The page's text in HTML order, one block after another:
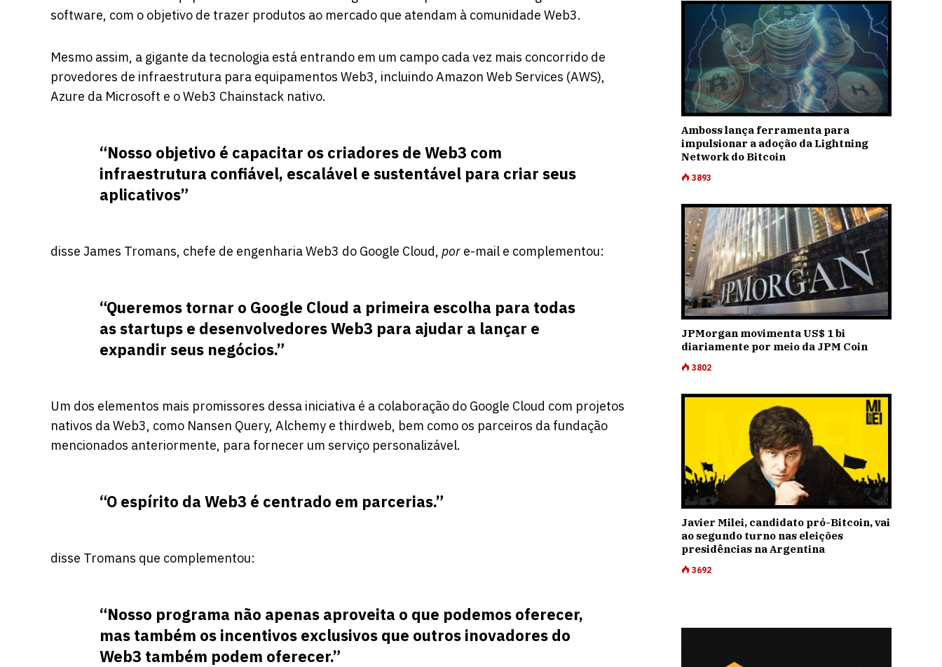
software, com o objetivo de trazer produtos ao mercado que atendam à comunidade Web3.
Mesmo assim, a gigante da tecnologia está entrando em um campo cada vez mais concorrido de
provedores de infraestrutura para equipamentos Web3, incluindo Amazon Web Services (AWS),
Azure da Microsoft e o Web3 Chainstack nativo.
“Nosso objetivo é capacitar os criadores de Web3 com
infraestrutura confiável, escalável e sustentável para criar seus
aplicativos”
disse James Tromans, chefe de engenharia Web3 do Google Cloud, por e-mail e complementou:
“Queremos tornar o Google Cloud a primeira escolha para todas
as startups e desenvolvedores Web3 para ajudar a lançar e
expandir seus negócios.”
Um dos elementos mais promissores dessa iniciativa é a colaboração do Google Cloud com projetos
nativos da Web3, como Nansen Query, Alchemy e thirdweb, bem como os parceiros da fundação
mencionados anteriormente, para fornecer um serviço personalizável.
“O espírito da Web3 é centrado em parcerias.”
disse Tromans que complementou:
“Nosso programa não apenas aproveita o que podemos oferecer,
mas também os incentivos exclusivos que outros inovadores do
Web3 também podem oferecer.”
Amboss lança ferramenta para
impulsionar a adoção da Lightning
Network do Bitcoin
3893
JPMorgan movimenta US$ 1 bi
diariamente por meio da JPM Coin
3802
Javier Milei, candidato pró-Bitcoin, vai
ao segundo turno nas eleições
presidências na Argentina
3692